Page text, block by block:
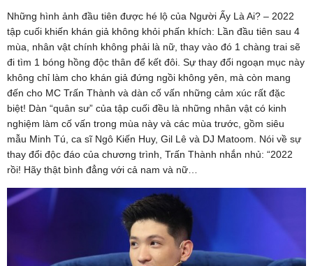
Những hình ảnh đầu tiên được hé lộ của Người Ấy Là Ai? – 2022
tập cuối khiến khán giả không khỏi phấn khích: Lần đầu tiên sau 4
mùa, nhân vật chính không phải là nữ, thay vào đó 1 chàng trai sẽ
đi tìm 1 bóng hồng độc thân để kết đôi. Sự thay đổi ngoạn mục này
không chỉ làm cho khán giả đứng ngồi không yên, mà còn mang
đến cho MC Trấn Thành và dàn cố vấn những cảm xúc rất đặc
biệt! Dàn “quân sư” của tập cuối đều là những nhân vật có kinh
nghiệm làm cố vấn trong mùa này và các mùa trước, gồm siêu
mẫu Minh Tú, ca sĩ Ngô Kiến Huy, Gil Lê và DJ Matoom. Nói về sự
thay đổi độc đáo của chương trình, Trấn Thành nhắn nhủ: “2022
rồi! Hãy thật bình đẳng với cả nam và nữ…